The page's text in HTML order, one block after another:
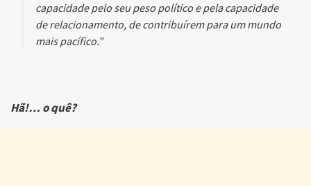
capacidade pelo seu peso político e pela capacidade
de relacionamento, de contribuírem para um mundo
mais pacífico.”
Hã!… o quê?